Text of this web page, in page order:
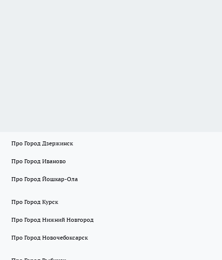
Про Город Дзержинск
Про Город Иваново
Про Город Йошкар-Ола
Про Город Курск
Про Город Нижний Новгород
Про Город Новочебоксарск